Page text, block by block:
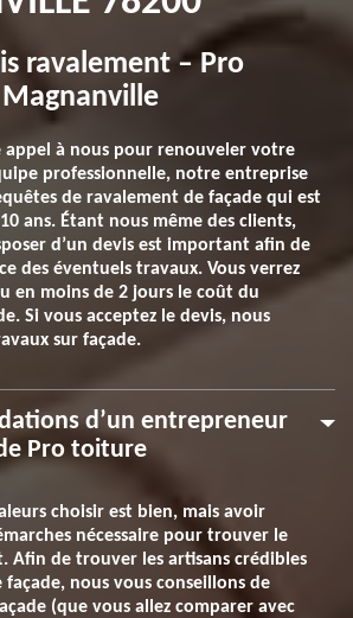
ravalement – Pro
appel à nous pour renouveler votre
professionnelle, notre entreprise
de ravalement de façade qui est
ans. Étant nous même des clients,
d’un devis est important afin de
des éventuels travaux. Vous verrez
en moins de 2 jours le coût du
Si vous acceptez le devis, nous
sur façade.
d’un entrepreneur
Pro toiture
choisir est bien, mais avoir
nécessaire pour trouver le
Afin de trouver les artisans crédibles
nous vous conseillons de
(que vous allez comparer avec